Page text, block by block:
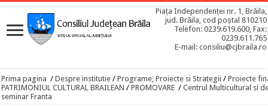
Piața Independenței nr. 1, Brăila,
jud. Brăila, cod poștal 810210
Telefon: 0239.619.600, Fax:
0239.611.765
E-mail: consiliu@cjbraila.ro
Prima pagina / Despre institutie / Programe, Proiecte si Strategii / Proiecte
PATRIMONIUL CULTURAL BRAILEAN / PROMOVARE / Centrul Multicultural si
seminar Franta